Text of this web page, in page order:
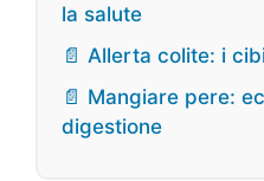
la salute
📄 Allerta colite: i
📄 Mangiare pere:
digestione